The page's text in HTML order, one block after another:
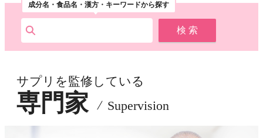
成分名・食品名・漢方・キーワードから探す
サプリを監修している
専門家 Supervision